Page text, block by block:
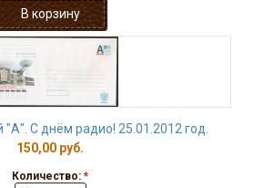
"А". С днём радио! 25.01.2012 год.
150,00 руб.
Количество: *